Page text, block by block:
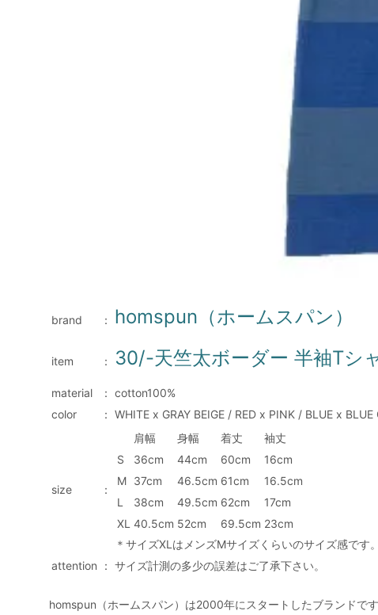
brand ： homspun（ホームスパン）
item ： 30/-天竺太ボーダー 半袖Tシ
material ： cotton100%
color
： WHITE x GRAY BEIGE / RED x PINK / BLUE x
size ：
肩幅 身幅 着丈
袖丈
S
36cm 44cm 60cm
16cm
M 37cm 46.5cm 61cm
16.5cm
L
38cm 49.5cm 62cm
17cm
XL 40.5cm 52cm 69.5cm 23cm
＊サイズXLはメンズMサイズくらいのサイズ感です。
attention
： サイズ計測の多少の誤差はご了承下さい。
homspun（ホームスパン）は2000年にスタートしたブランドです